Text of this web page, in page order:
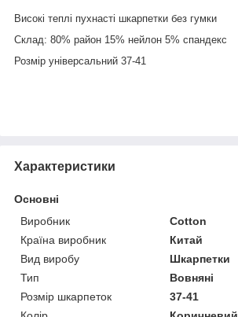
Високі теплі пухнасті шкарпетки без гумки
Склад: 80% район 15% нейлон 5% спандекс
Розмір універсальний 37-41
Характеристики
Основні
Виробник
Cotton
Країна виробник
Китай
Вид виробу
Шкарпетки
Тип
Вовняні
Розмір шкарпеток
37-41